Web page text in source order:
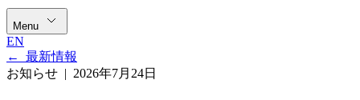
Menu
EN
← 最新情報
お知らせ | 2026年7月24日